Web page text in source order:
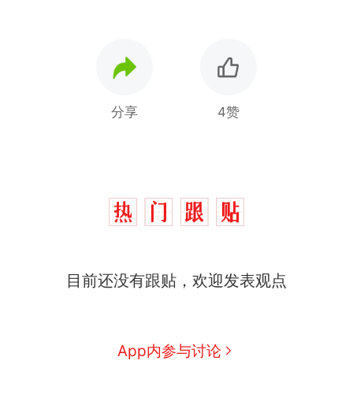
分享 4赞
目前还没有跟贴，欢迎发表观点
App内参与讨论